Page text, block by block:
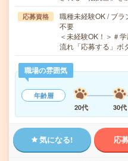
応募資格
職種未経験OK / ブラ
不要
＜未経験OK！＞＃
流れ「応募する」
職場の雰囲気
年齢層
20代
30代
気になる! 応